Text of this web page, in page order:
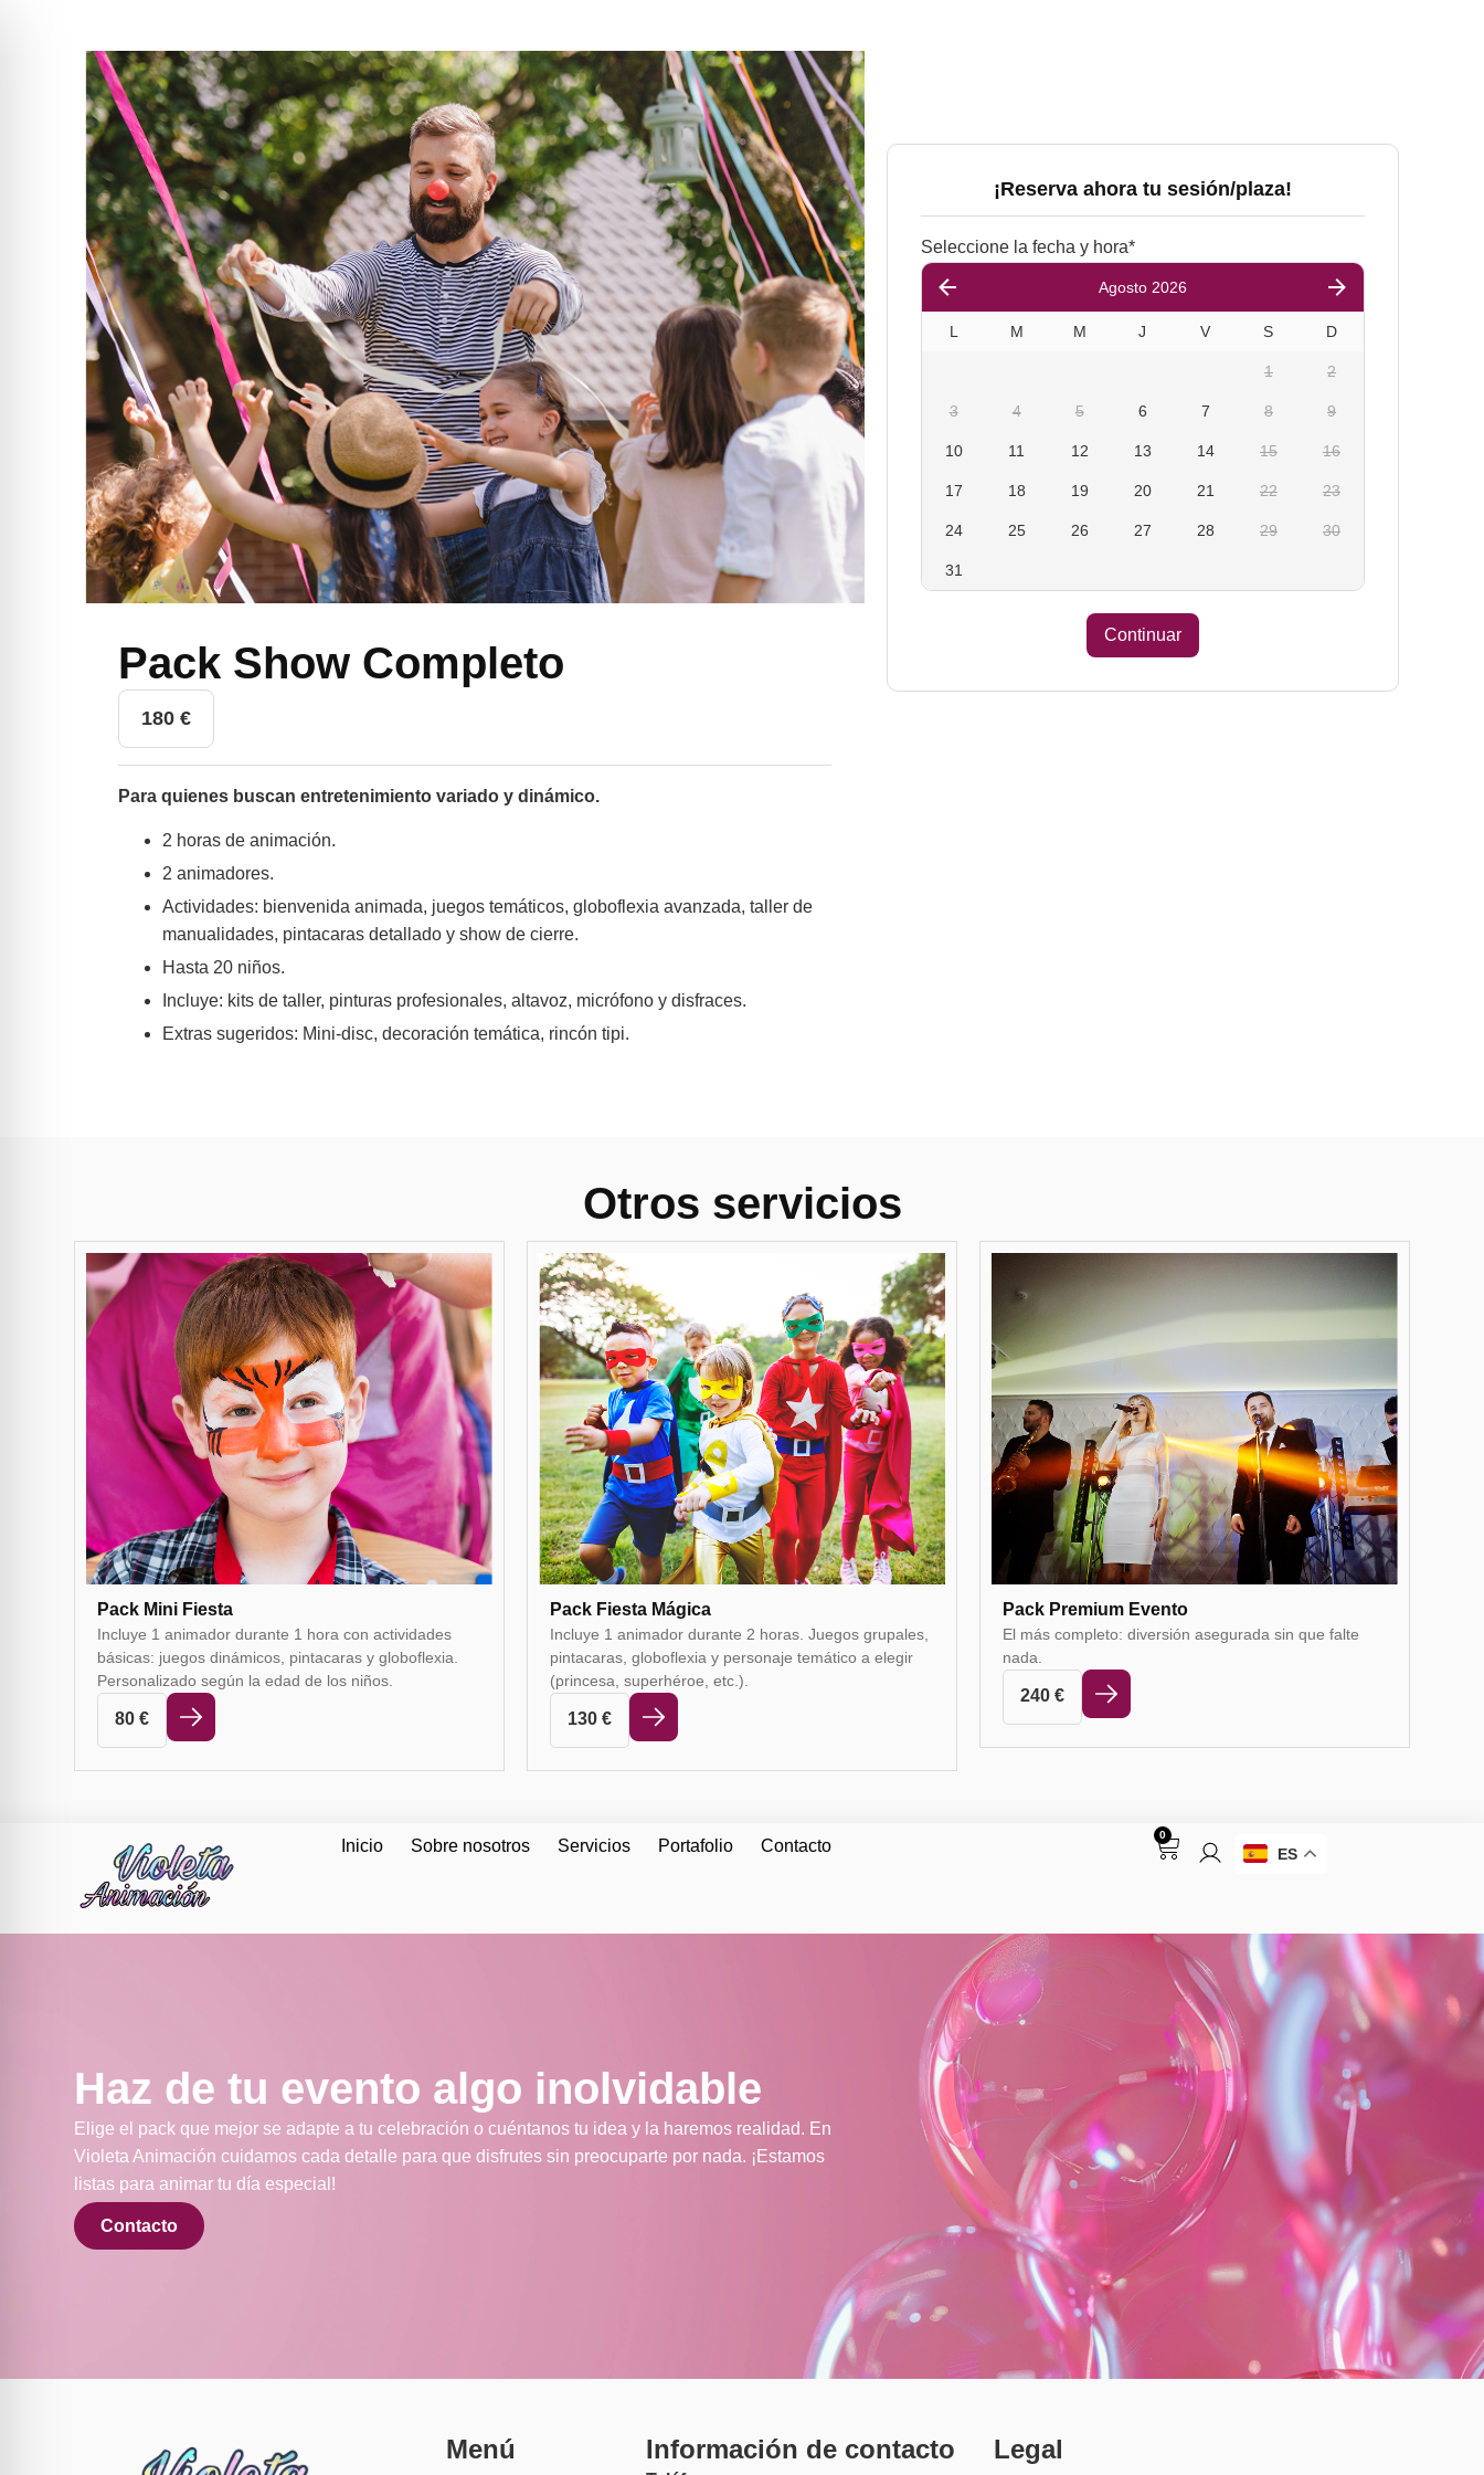
Pack Show Completo
180€
Para quienes buscan entretenimiento variado y dinámico.
2 horas de animación.
2 animadores.
Actividades: bienvenida animada, juegos temáticos, globoflexia avanzada, taller de
manualidades, pintacaras detallado y show de cierre.
Hasta 20 niños.
Incluye: kits de taller, pinturas profesionales, altavoz, micrófono y disfraces.
Extras sugeridos: Mini-disc, decoración temática, rincón tipi.
¡Reserva ahora tu sesión/plaza!
Seleccione la fecha y hora*
Agosto 2026
L M M J V S D
1 2
3 4 5 6 7 8 9
10 11 12 13 14 15 16
17 18 19 20 21 22 23
24 25 26 27 28 29 30
31
Continuar
Otros servicios
Pack Mini Fiesta
Incluye 1 animador durante 1 hora con actividades
básicas: juegos dinámicos, pintacaras y globoflexia.
Personalizado según la edad de los niños.
80€
Pack Fiesta Mágica
Incluye 1 animador durante 2 horas. Juegos grupales,
pintacaras, globoflexia y personaje temático a elegir
(princesa, superhéroe, etc.).
130€
Pack Premium Evento
El más completo: diversión asegurada sin que falte
nada.
240 €
Inicio Sobre nosotros Servicios Portafolio Contacto
0
ES
Haz de tu evento algo inolvidable
Elige el pack que mejor se adapte a tu celebración o cuéntanos tu idea y la haremos realidad. En
Violeta Animación cuidamos cada detalle para que disfrutes sin preocuparte por nada. ¡Estamos
listas para animar tu día especial!
Contacto
Menú Información de contacto Legal